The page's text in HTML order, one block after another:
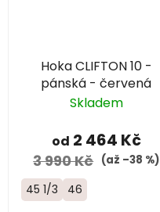
Hoka CLIFTON 10 -
pánská - červená
Skladem
od 2 464 Kč
3 990 Kč (až –38 %)
45 1/3 46